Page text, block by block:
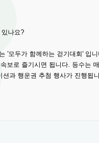
나요?
'모두가 함께하는 걷기대회' 입
보로 즐기시면 됩니다. 등수는
과 행운권 추첨 행사가 진행됩